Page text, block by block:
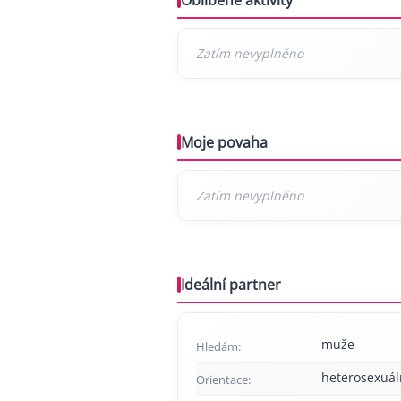
Moje povaha
Ideální partner
Hledám: muže
Orientace: